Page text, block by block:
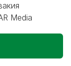
Media